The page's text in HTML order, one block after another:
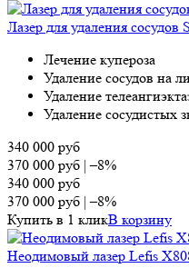
Лазер для удаления сосудов
Лечение купероза
Удаление сосудов на
Удаление
Удаление сосудистых
340 000 руб
370 000 руб |–8%
340 000 руб
370 000 руб |–8%
Купить в 1 кликВ корзину
Неодимовый лазер Lefis